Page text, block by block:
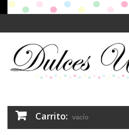
Carrito: vacío